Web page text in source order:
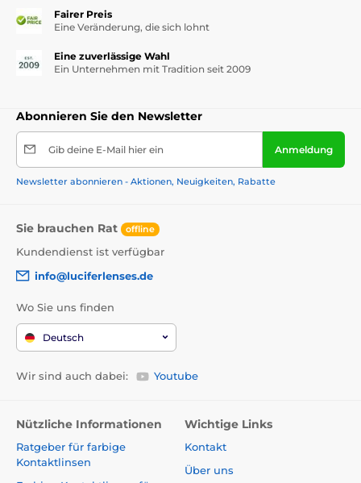
Fairer Preis
Eine Veränderung, die sich lohnt
Eine zuverlässige Wahl
Ein Unternehmen mit Tradition seit 2009
Abonnieren Sie den Newsletter
Gib deine E-Mail hier ein Anmeldung
Newsletter abonnieren - Aktionen, Neuigkeiten, Rabatte
Sie brauchen Rat offline
Kundendienst ist verfügbar
info@luciferlenses.de
Wo Sie uns finden
Deutsch
Wir sind auch dabei: Youtube
Nützliche Informationen
Ratgeber für farbige
Kontaktlinsen
Wichtige Links
Kontakt
Über uns